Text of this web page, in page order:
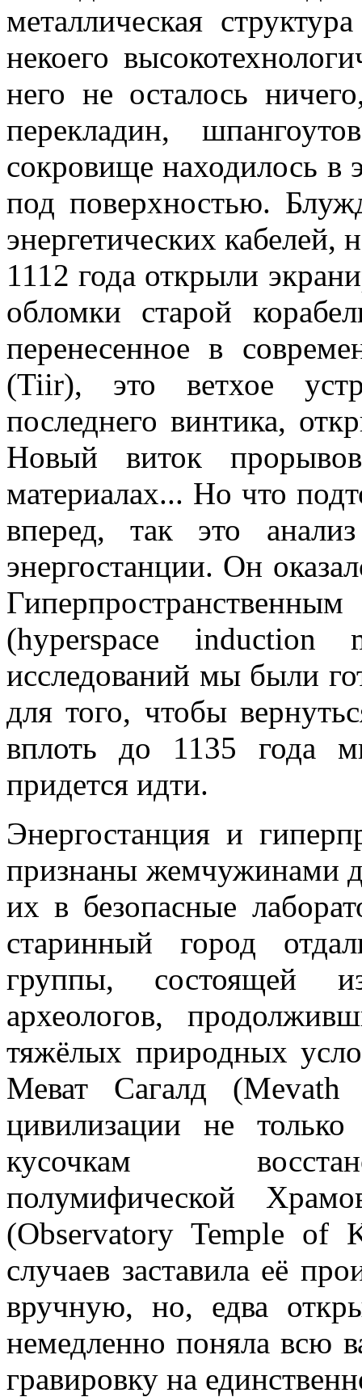
металлическая
некоего
него не осталось
перекладин,
сокровище находилось в
под поверхностью.
энергетических
1112 года открыли
обломки старой
перенесенное в
(Tiir), это ветхое
последнего винтика,
Новый виток
материалах... Но что
вперед, так это
энергостанции. Он
(hyperspace induction
исследований мы были
для того, чтобы
вплоть до 1135 года
придется идти.
Энергостанция и
признаны жемчужинами
их в безопасные
старинный город
группы, состоящей
археологов,
тяжёлых природных
Меват Сагалд
цивилизации не
кусочкам
полумифической
(Observatory Temple of
случаев заставила её
вручную, но, едва
немедленно поняла всю
гравировку на